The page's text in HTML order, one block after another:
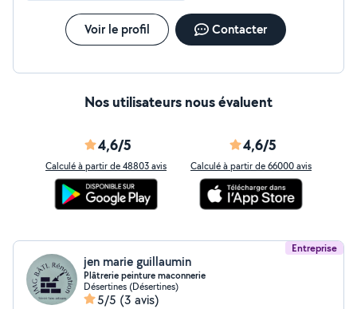
Voir le profil Contacter
Nos utilisateurs nous évaluent
4,6/5
Calculé à partir de 48803 avis
4,6/5
Calculé à partir de 66000 avis
Entreprise
jen marie guillaumin
Plâtrerie peinture maconnerie
Désertines (Désertines)
5/5 (3 avis)